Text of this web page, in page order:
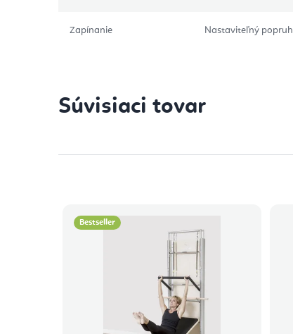
Zapínanie Nastaviteľný popruh
Súvisiaci tovar
Bestseller